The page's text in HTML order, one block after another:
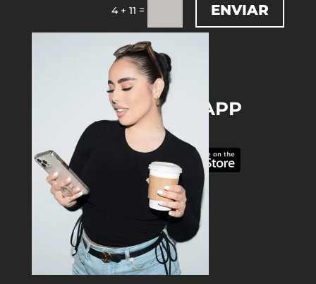
4 + 11 = ENVIAR
DOWNLOAD THE APP